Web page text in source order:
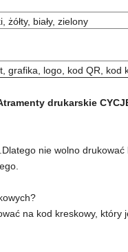
żółty, biały, zielony
grafika, logo, kod QR, kod
drukarskie
nie wolno
na kod kreskowy,